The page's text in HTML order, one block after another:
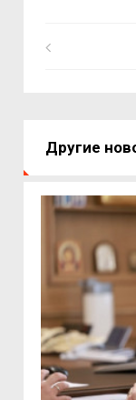
Другие